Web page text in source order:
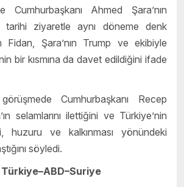
Cumhurbaşkanı Ahmed Şara’nın
tarihi ziyaretle aynı döneme denk
Fidan, Şara’nın Trump ve ekibiyle
bir kısmına da davet edildiğini ifade
Cumhurbaşkanı Recep
selamlarını ilettiğini ve Türkiye’nin
huzuru ve kalkınması yönündeki
söyledi.